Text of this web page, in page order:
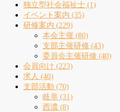
独立型社会福祉士 (1)
イベント案内 (35)
研修案内 (229)
本会主催 (80)
支部主催研修 (43)
委員会主催研修 (40)
会員向け (223)
求人 (40)
支部活動 (70)
岐阜 (31)
西濃 (8)